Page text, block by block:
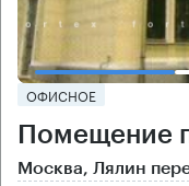
ОФИСНОЕ
Помещение
Москва, Лялин